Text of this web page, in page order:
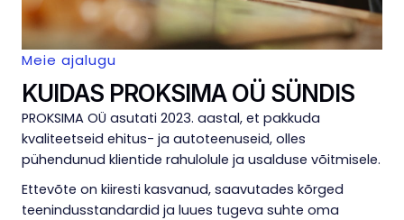
Meie ajalugu
KUIDAS PROKSIMA OÜ SÜNDIS
PROKSIMA OÜ asutati 2023. aastal, et pakkuda
kvaliteetseid ehitus- ja autoteenuseid, olles
pühendunud klientide rahulolule ja usalduse võitmisele.
Ettevõte on kiiresti kasvanud, saavutades kõrged
teenindusstandardid ja luues tugeva suhte oma